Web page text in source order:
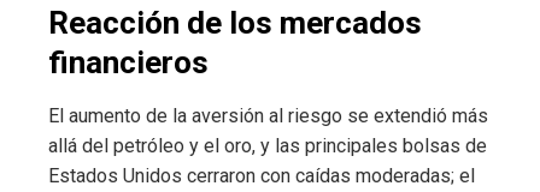
Reacción de los mercados
financieros
El aumento de la aversión al riesgo se extendió más
allá del petróleo y el oro, y las principales bolsas de
Estados Unidos cerraron con caídas moderadas; el